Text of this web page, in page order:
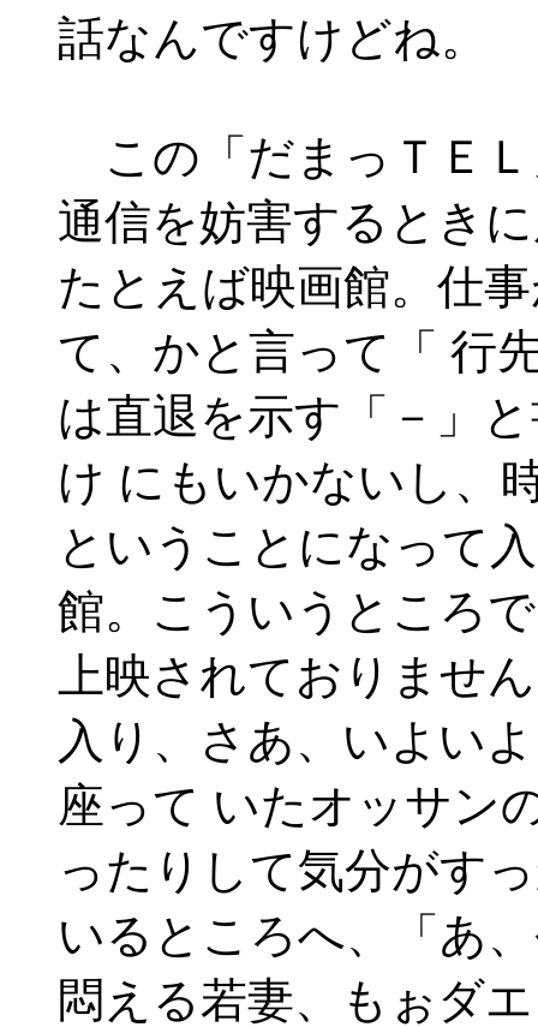
話なんですけどね。
この「だまっＴＥ
通信を妨害するとき
たとえば映画館。仕
て、かと言って「 行
は直退を示す「－」
け にもいかないし、
ということになって
館。こういうところ
上映されておりませ
入り、さあ、いよい
座って いたオッサン
ったりして気分がす
いるところへ、「あ
悶える若妻、もぉダ